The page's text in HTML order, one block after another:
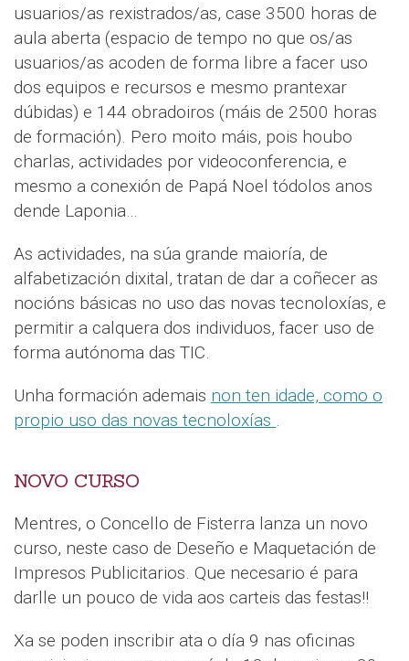
usuarios/as rexistrados/as, case 3500 horas de
aula aberta (espacio de tempo no que os/as
usuarios/as acoden de forma libre a facer uso
dos equipos e recursos e mesmo prantexar
dúbidas) e 144 obradoiros (máis de 2500 horas
de formación). Pero moito máis, pois houbo
charlas, actividades por videoconferencia, e
mesmo a conexión de Papá Noel tódolos anos
dende Laponia…
As actividades, na súa grande maioría, de
alfabetización dixital, tratan de dar a coñecer as
nocións básicas no uso das novas tecnoloxías, e
permitir a calquera dos individuos, facer uso de
forma autónoma das TIC.
Unha formación ademais non ten idade, como o
propio uso das novas tecnoloxías
NOVO CURSO
Mentres, o Concello de Fisterra lanza un novo
curso, neste caso de Deseño e Maquetación de
Impresos Publicitarios. Que necesario é para
darlle un pouco de vida aos carteis das festas!!
Xa se poden inscribir ata o día 9 nas oficinas